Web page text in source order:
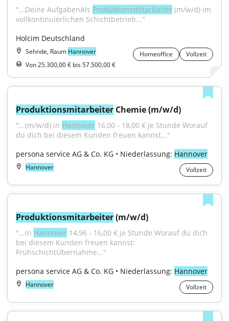
"...Deine AufgabenAls Produktionsmitarbeiter (m/w/d) im
vollkontinuierlichen Schichtbetrieb..."
Holcim Deutschland
Sehnde, Raum Hannover Homeoffice
Vollzeit
Von 25.300,00 € bis 57.500,00 €
Produktionsmitarbeiter Chemie (m/w/d)
"...(m/w/d) in Hannover 16,00 - 18,00 € je Stunde Worauf
du dich bei diesem Kunden freuen kannst..."
persona service AG & Co. KG • Niederlassung: Hannover
Hannover Vollzeit
Produktionsmitarbeiter (m/w/d)
"...in Hannover 14,96 - 16,00 € je Stunde Worauf du dich
bei diesem Kunden freuen kannst:
FrühschichtÜbernahme..."
persona service AG & Co. KG • Niederlassung: Hannover
Hannover Vollzeit